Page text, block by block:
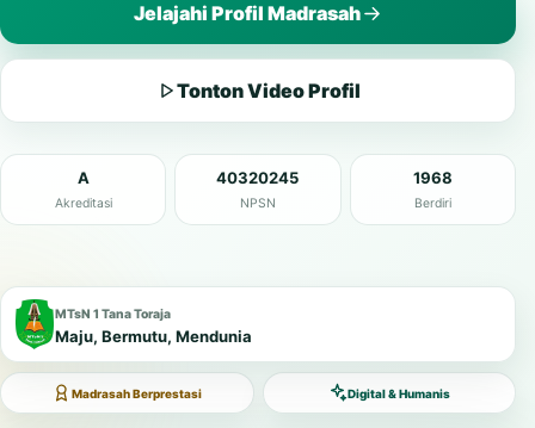
Jelajahi Profil Madrasah
Tonton Video Profil
A
Akreditasi
40320245
NPSN
1968
Berdiri
MTsN 1 Tana Toraja
Maju, Bermutu, Mendunia
Madrasah Berprestasi Digital & Humanis